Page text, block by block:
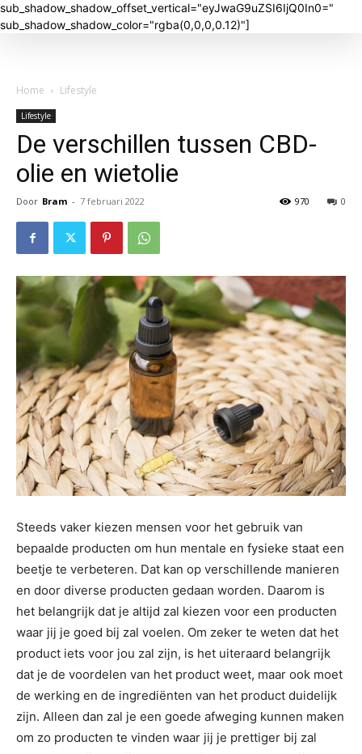
sub_shadow_shadow_offset_vertical="eyJwaG9uZSI6IjQ0In0="
sub_shadow_shadow_color="rgba(0,0,0,0.12)"]
Home Lifestyle
Lifestyle
De verschillen tussen CBD-
olie en wietolie
Door Bram - 7 februari 2022 0
970
Steeds vaker kiezen mensen voor het gebruik van
bepaalde producten om hun mentale en fysieke staat een
beetje te verbeteren. Dat kan op verschillende manieren
en door diverse producten gedaan worden. Daarom is
het belangrijk dat je altijd zal kiezen voor een producten
waar jij je goed bij zal voelen. Om zeker te weten dat het
product iets voor jou zal zijn, is het uiteraard belangrijk
dat je de voordelen van het product weet, maar ook moet
de werking en de ingrediënten van het product duidelijk
zijn. Alleen dan zal je een goede afweging kunnen maken
om zo producten te vinden waar jij je prettiger bij zal